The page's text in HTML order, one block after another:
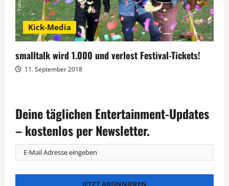
n
Kick-Media
smalltalk wird 1.000 und verlost Festival-Tickets!
11. September 2018
Deine täglichen Entertainment-Updates
– kostenlos per Newsletter.